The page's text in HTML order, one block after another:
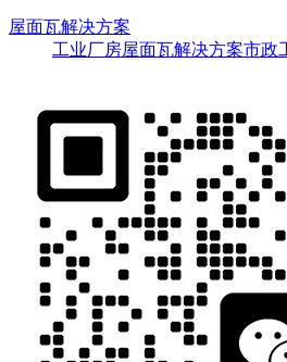
屋面瓦解决方案
工业厂房屋面瓦解决方案市政